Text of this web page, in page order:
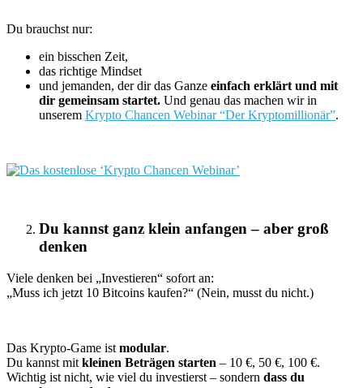
Du brauchst nur:
ein bisschen Zeit,
das richtige Mindset
und jemanden, der dir das Ganze einfach erklärt und mit
dir gemeinsam startet. Und genau das machen wir in
unserem Krypto Chancen Webinar “Der Kryptomillionär”.
Du kannst ganz klein anfangen – aber groß
denken
Viele denken bei „Investieren“ sofort an:
„Muss ich jetzt 10 Bitcoins kaufen?“ (Nein, musst du nicht.)
Das Krypto-Game ist modular.
Du kannst mit kleinen Beträgen starten – 10 €, 50 €, 100 €.
Wichtig ist nicht, wie viel du investierst – sondern dass du